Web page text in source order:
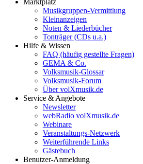
Marktplatz
Musikgruppen-Vermittlung
Kleinanzeigen
Noten & Liederbücher
Tonträger (CDs u.a.)
Hilfe & Wissen
FAQ (häufig gestellte Fragen)
GEMA & Co.
Volksmusik-Glossar
Volksmusik-Forum
Über volXmusik.de
Service & Angebote
Newsletter
webRadio volXmusik.de
Webinare
Veranstaltungs-Netzwerk
Weiterführende Links
Gästebuch
Benutzer-Anmeldung